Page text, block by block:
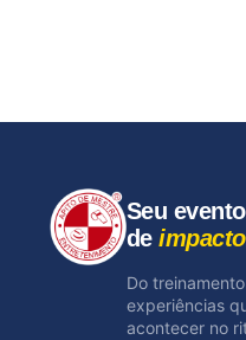
Seu
de
Do
experiências
acontecer no